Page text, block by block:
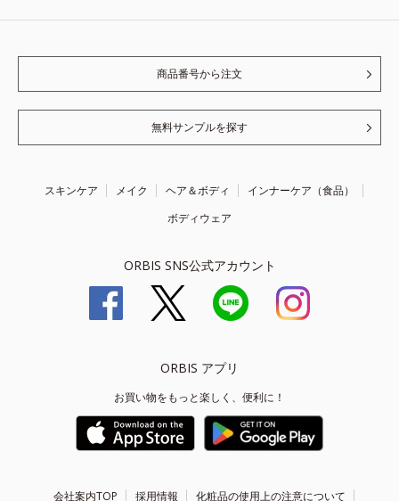
商品番号から注文
無料サンプルを探す
スキンケア メイク ヘア＆ボディ
インナーケア（食品）
ボディウェア
ORBIS SNS公式アカウント
ORBIS アプリ
お買い物をもっと楽しく、便利に！
会社案内TOP 採用情報 化粧品の使用上の注意について